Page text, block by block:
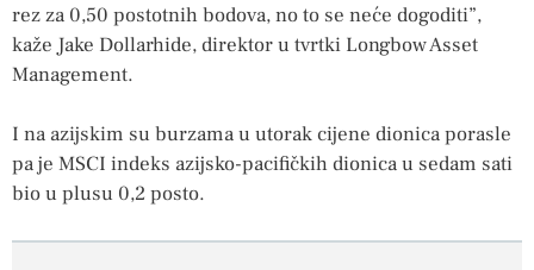
rez za 0,50 postotnih bodova, no to se neće dogoditi”,
kaže Jake Dollarhide, direktor u tvrtki Longbow Asset
Management.
I na azijskim su burzama u utorak cijene dionica porasle
pa je MSCI indeks azijsko-pacifičkih dionica u sedam sati
bio u plusu 0,2 posto.